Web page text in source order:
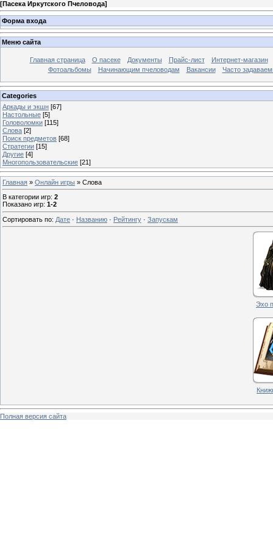
[Пасека Иркутского Пчеловода]
Форма входа
Меню сайта
Главная страница О пасеке Документы Прайс-лист
Интернет-магазин
Фотоальбомы
Начинающим пчеловодам Вакансии Часто
Categories
Аркады и экшн [67]
Настольные [5]
Головоломки [115]
Слова [2]
Поиск предметов [68]
Стратегии [15]
Другие [4]
Многопользовательские [21]
Главная » Онлайн игры » Слова
В категории игр: 2
Показано игр: 1-2
Сортировать по: Дате · Названию · Рейтингу · Запускам
Эхо
Полная версия сайта